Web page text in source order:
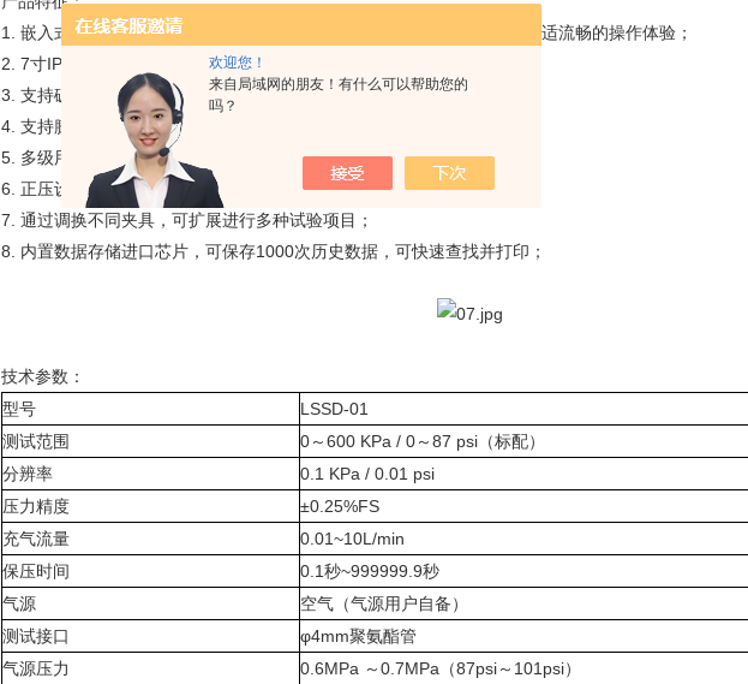
欢迎您！
来自局域网的朋友！有什么可以帮助您的
吗？
1. 嵌入式高速微电脑芯片控制，简洁高效的人机交互界面，为用户提供舒适流畅的操作体验；
2. 7寸IPS
工业级高清触控屏，实时显示测试数据及曲线；
3. 支持破裂、蠕变、蠕变到破裂、保压试验等多种测试模式；
4. 支持膨胀抑制、膨胀非抑制测试；
5. 多级用户权限管理，密码登录；
6. 正压设计原理、操作简单、性能稳定可靠；
7. 通过调换不同夹具，可扩展进行多种试验项目；
8. 内置数据存储进口芯片，可保存1000次历史数据，可快速查找并打印；
技术参数：
型号
LSSD-01
测试范围
0～600 KPa / 0～87 psi（标配）
分辨率
0.1 KPa / 0.01 psi
压力精度
±0.25%FS
充气流量
0.01~10L/min
保压时间
0.1秒~999999.9秒
气源
空气（气源用户自备）
测试接口
φ4mm聚氨酯管
气源压力
0.6MPa ～0.7MPa（87psi～101psi）